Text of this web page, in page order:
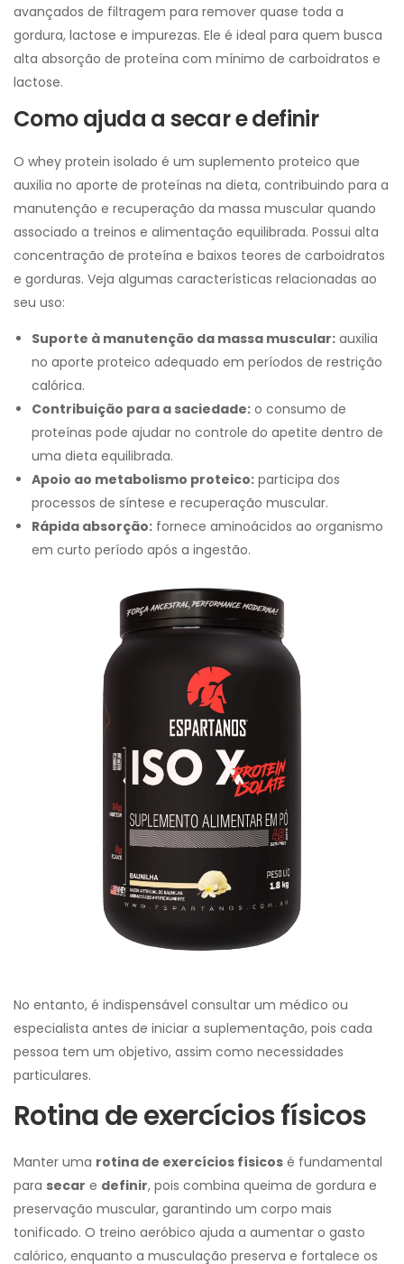
avançados de filtragem para remover quase toda a
gordura, lactose e impurezas. Ele é ideal para quem busca
alta absorção de proteína com mínimo de carboidratos e
lactose.
Como ajuda a secar e definir
O whey protein isolado é um suplemento proteico que
auxilia no aporte de proteínas na dieta, contribuindo para a
manutenção e recuperação da massa muscular quando
associado a treinos e alimentação equilibrada. Possui alta
concentração de proteína e baixos teores de carboidratos
e gorduras. Veja algumas características relacionadas ao
seu uso:
Suporte à manutenção da massa muscular: auxilia
no aporte proteico adequado em períodos de restrição
calórica.
Contribuição para a saciedade: o consumo de
proteínas pode ajudar no controle do apetite dentro de
uma dieta equilibrada.
Apoio ao metabolismo proteico: participa dos
processos de síntese e recuperação muscular.
Rápida absorção: fornece aminoácidos ao organismo
em curto período após a ingestão.
No entanto, é indispensável consultar um médico ou
especialista antes de iniciar a suplementação, pois cada
pessoa tem um objetivo, assim como necessidades
particulares.
Rotina de exercícios físicos
Manter uma rotina de exercícios físicos é fundamental
para secar e definir, pois combina queima de gordura e
preservação muscular, garantindo um corpo mais
tonificado. O treino aeróbico ajuda a aumentar o gasto
calórico, enquanto a musculação preserva e fortalece os